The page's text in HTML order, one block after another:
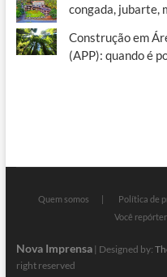
congada, jubarte,
Construção em
(APP): quando é
Quem somos Política de
Você repórter
Nova Imprensa| Designed by:
right reserved